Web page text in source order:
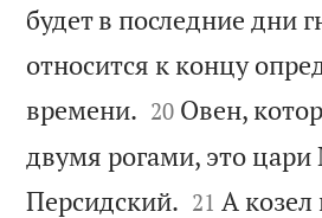
будет в последние дни
относится к концу
времени. 

20 Овен,
двумя рогами, это
Персидский. 

21 А